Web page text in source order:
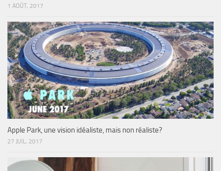
1 AOÛT, 2017
Apple Park, une vision idéaliste, mais non réaliste?
27 JUIL, 2017